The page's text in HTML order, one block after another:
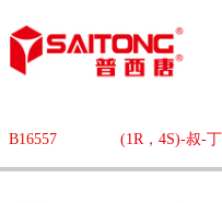
B16557 (1R，4S)-叔-